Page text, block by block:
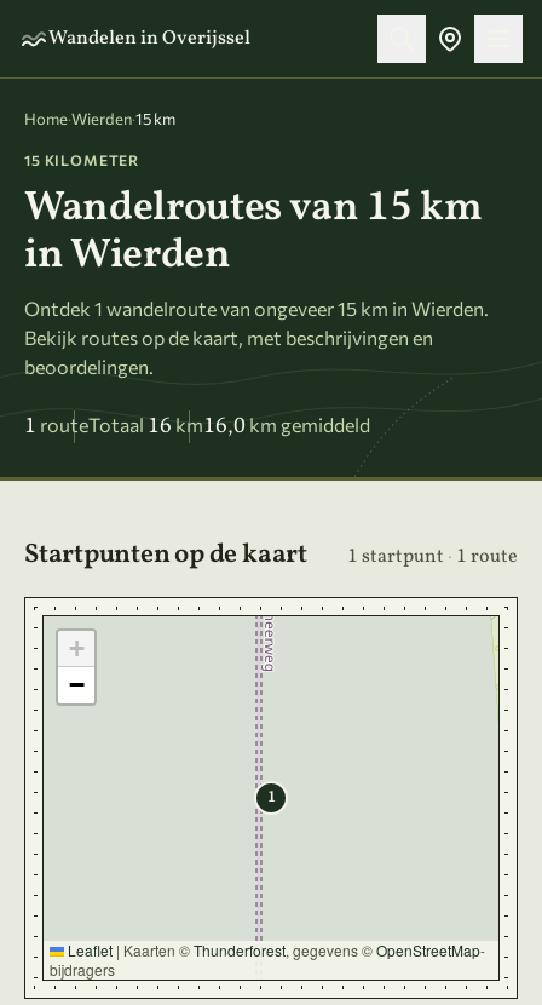
Wandelen in Overijssel
Home·Wierden·15 km
15 KILOMETER
Wandelroutes van 15 km
in Wierden
Ontdek 1 wandelroute van ongeveer 15 km in Wierden.
Bekijk routes op de kaart, met beschrijvingen en
beoordelingen.
1 routeTotaal 16 km16,0 km gemiddeld
Startpunten op de kaart 1 startpunt · 1 route
1
+
−
Leaflet | Kaarten ©Thunderforest, gegevens ©OpenStreetMap-
bijdragers